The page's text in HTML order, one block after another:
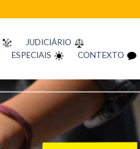
JUDICIÁRIO
ESPECIAIS CONTEXTO